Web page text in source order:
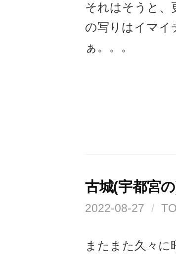
それはそうと、
の写りはイマイ
ぁ。。。
古城(宇都宮
2022-08-27 /
またまた久々に